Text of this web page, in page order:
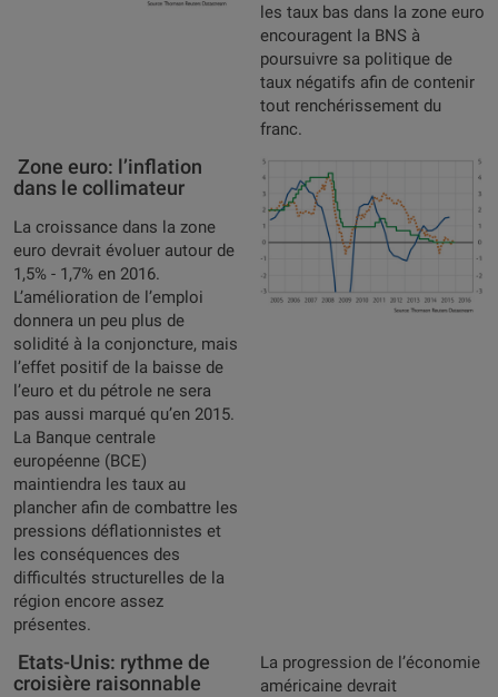
les taux bas dans la zone euro
encouragent la BNS à
poursuivre sa politique de
taux négatifs afin de contenir
tout renchérissement du
franc.
Zone euro: l’inflation
dans le collimateur
La croissance dans la zone
euro devrait évoluer autour de
1,5% - 1,7% en 2016.
L’amélioration de l’emploi
donnera un peu plus de
solidité à la conjoncture, mais
l’effet positif de la baisse de
l’euro et du pétrole ne sera
pas aussi marqué qu’en 2015.
La Banque centrale
européenne (BCE)
maintiendra les taux au
plancher afin de combattre les
pressions déflationnistes et
les conséquences des
difficultés structurelles de la
région encore assez
présentes.
Etats-Unis: rythme de
croisière raisonnable
La progression de l’économie
américaine devrait